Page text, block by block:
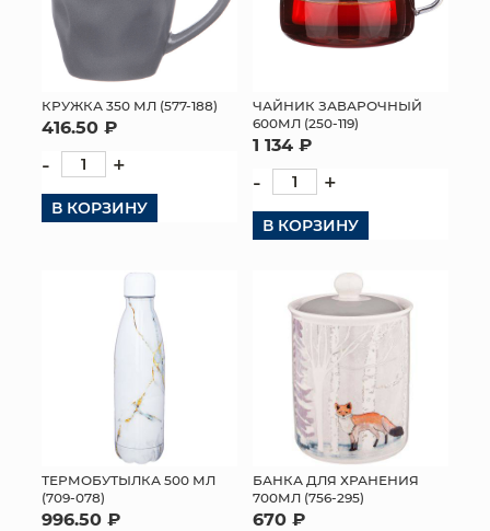
КРУЖКА 350 МЛ (577-188)
416.50 ₽
- +
В КОРЗИНУ
ЧАЙНИК ЗАВАРОЧНЫЙ
600МЛ (250-119)
1 134 ₽
- +
В КОРЗИНУ
ТЕРМОБУТЫЛКА 500 МЛ
(709-078)
996.50 ₽
БАНКА ДЛЯ ХРАНЕНИЯ
700МЛ (756-295)
670 ₽